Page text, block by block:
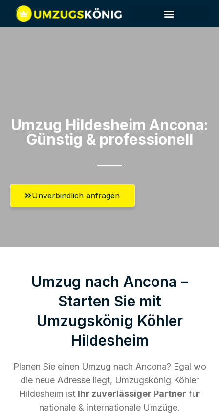
Umzug Hildesheim​ Ancona:
Günstig & professionell​
Unverbindlich anfragen
Umzug nach Ancona –
Starten Sie mit
Umzugskönig Köhler
Hildesheim
Planen Sie einen Umzug nach Ancona? Egal wo
die neue Adresse liegt, Umzugskönig Köhler
Hildesheim ist Ihr zuverlässiger Partner für
nationale & internationale Umzüge.